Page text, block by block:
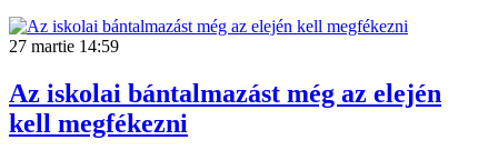
27 martie 14:59
Az iskolai bántalmazást még az elején
kell megfékezni